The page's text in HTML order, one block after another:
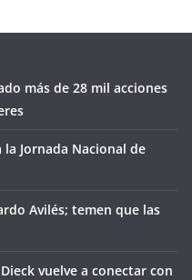
más de 28 mil acciones
la Jornada Nacional de
Avilés; temen que las
vuelve a conectar con